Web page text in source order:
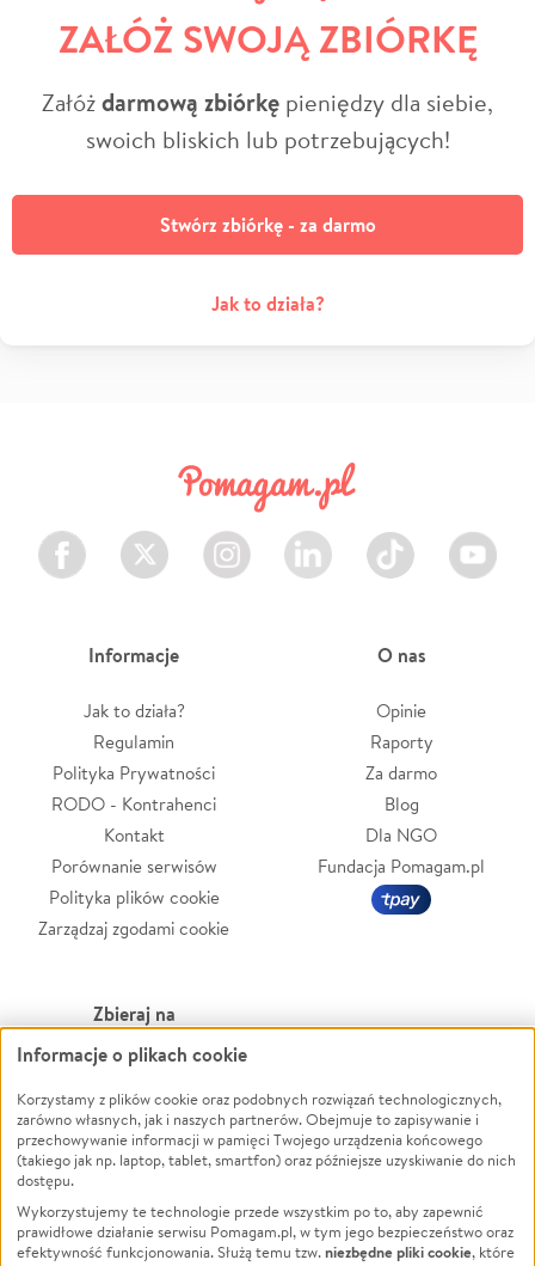
ZAŁÓŻ SWOJĄ ZBIÓRKĘ
Załóżdarmową zbiórkę pieniędzy dla siebie,
swoich bliskich lub potrzebujących!
Stwórz zbiórkę - za darmo
Jak to działa?
Facebook Twitter Instagram LinkedIn TikTok Youtube
Informacje
Jak to działa?
Regulamin
Polityka Prywatności
RODO - Kontrahenci
Kontakt
Porównanie serwisów
Polityka plików cookie
Zarządzaj zgodami cookie
O nas
Opinie
Raporty
Za darmo
Blog
Dla NGO
Fundacja Pomagam.pl
Zbieraj na
Leczenie
Zwierzęta
Pożar
Ukraina
Pomoc Finansowa
Projekty
Powódź
Wichura
NGO
Edukacja
Podróż
Informacje o plikach cookie
Korzystamy z plików cookie oraz podobnych rozwiązań technologicznych,
zarówno własnych, jak i naszych partnerów. Obejmuje to zapisywanie i
przechowywanie informacji w pamięci Twojego urządzenia końcowego
(takiego jak np. laptop, tablet, smartfon) oraz późniejsze uzyskiwanie do nich
dostępu.
Wykorzystujemy te technologie przede wszystkim po to, aby zapewnić
prawidłowe działanie serwisu Pomagam.pl, w tym jego bezpieczeństwo oraz
efektywność funkcjonowania. Służą temu tzw.niezbędne pliki cookie, które